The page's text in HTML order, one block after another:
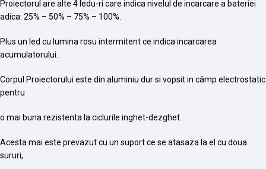
Proiectorul are alte 4 ledu-ri care indica nivelul de incarcare a bateriei
adica: 25% – 50% – 75% – 100%.
Plus un led cu lumina rosu intermitent ce indica incarcarea
acumulatorului.
Corpul Proiectorului este din aluminiu dur si vopsit in câmp electrostatic
pentru
o mai buna rezistenta la ciclurile inghet-dezghet.
Acesta mai este prevazut cu un suport ce se atasaza la el cu doua
sururi,